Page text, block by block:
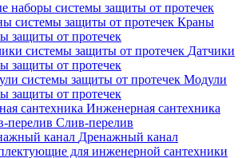
наборы системы защиты от протечек
Краны
защиты от протечек
Датчики
защиты от протечек
Модули
защиты от протечек
Инженерная сантехника
Слив-перелив
Дренажный канал